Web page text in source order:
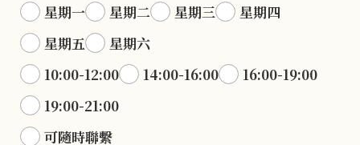
星期一 星期二 星期三
星期四
星期五
星期六
10:00-12:00
14:00-16:00
16:00-19:00
19:00-21:00
可隨時聯繫